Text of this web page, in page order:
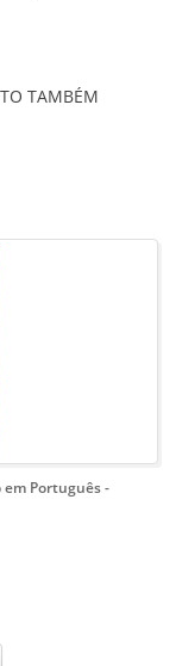
TAMBÉM
em Português-